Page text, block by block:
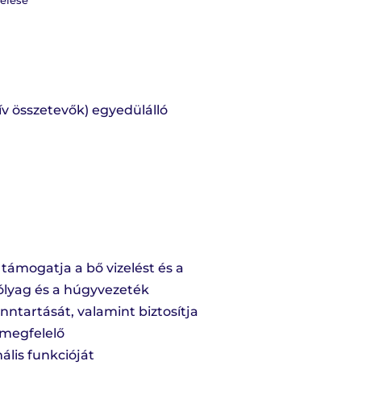
összetevők) egyedülálló
a bő vizelést és a
és a húgyvezeték
valamint biztosítja
funkcióját